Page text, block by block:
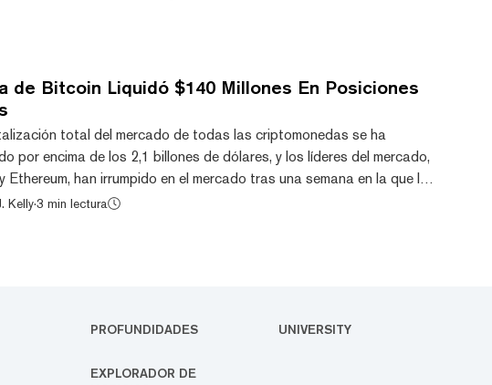
de Bitcoin Liquidó $140 Millones En Posiciones
total del mercado de todas las criptomonedas se ha
por encima de los 2,1 billones de dólares, y los líderes del mercado,
Ethereum, han irrumpido en el mercado tras una semana en la que las
más bien escasas. El alza del Bitcoin ha hecho que la
Kelly·3 min lectura
PROFUNDIDADES UNIVERSITY
EXPLORADOR DE